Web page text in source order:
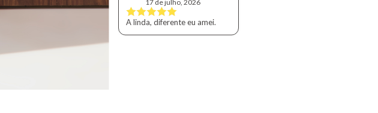
17 de julho, 2026
A linda, diferente eu amei.